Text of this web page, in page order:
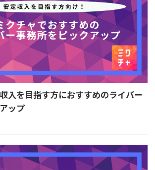
入を目指す方におすすめのライバー
ップ